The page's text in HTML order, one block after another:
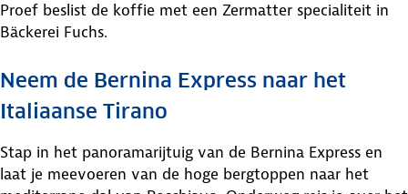
Proef beslist de koffie met een Zermatter specialiteit in
Bäckerei Fuchs.
Neem de Bernina Express naar het
Italiaanse Tirano
Stap in het panoramarijtuig van de Bernina Express en
laat je meevoeren van de hoge bergtoppen naar het